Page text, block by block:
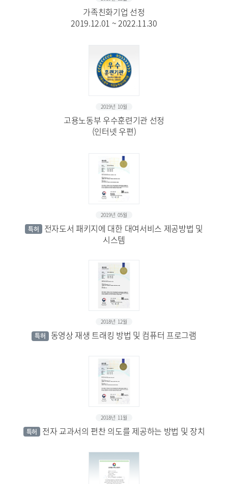
가족친화기업 선정
2019.12.01 ~ 2022.11.30
2019년 10월
고용노동부 우수훈련기관 선정
(인터넷 우편)
2019년 05월
특허
전자도서 패키지에 대한 대여서비스 제공방법 및
시스템
2018년 12월
특허 동영상 재생 트래킹 방법 및 컴퓨터 프로그램
2018년 11월
특허 전자 교과서의 편찬 의도를 제공하는 방법 및 장치